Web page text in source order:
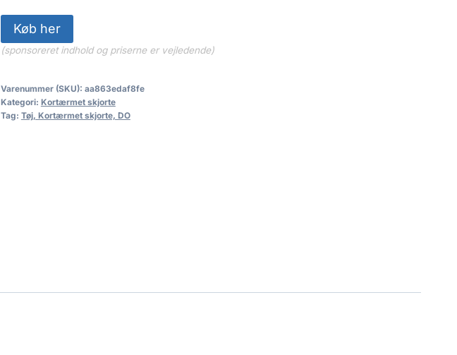
Køb her
(sponsoreret indhold og priserne er vejledende)
Varenummer (SKU): aa863edaf8fe
Kategori: Kortærmet skjorte
Tag: Tøj, Kortærmet skjorte, DO